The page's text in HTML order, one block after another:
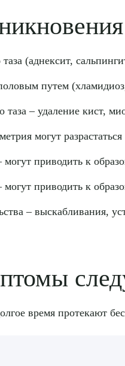
таза (аднексит,
путем
таза – удаление кист,
могут
приводить к
приводить к
– выскабливания,
время протекают